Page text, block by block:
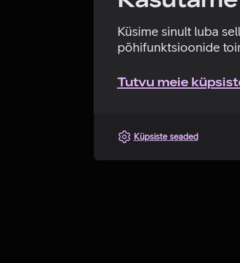
Küsime sinult luba
põhifunktsioonide
Tutvu meie
Küpsiste seaded